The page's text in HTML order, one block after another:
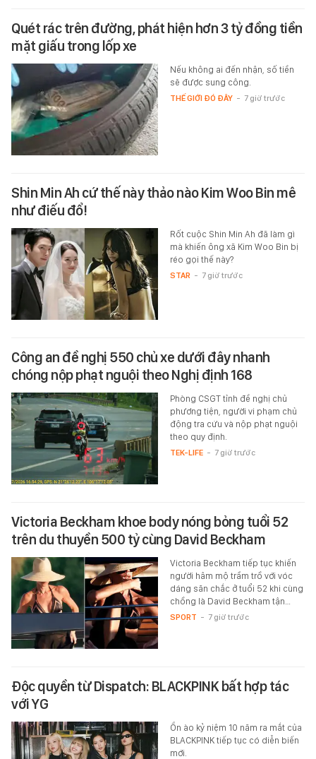
Quét rác trên đường, phát hiện hơn 3 tỷ đồng tiền
mặt giấu trong lốp xe
Nếu không ai đến nhận, số tiền
sẽ được sung công.
THẾ GIỚI ĐÓ ĐÂY - 7 giờ trước
Shin Min Ah cứ thế này thảo nào Kim Woo Bin mê
như điếu đổ!
Rốt cuộc Shin Min Ah đã làm gì
mà khiến ông xã Kim Woo Bin bị
réo gọi thế này?
STAR - 7 giờ trước
Công an đề nghị 550 chủ xe dưới đây nhanh
chóng nộp phạt nguội theo Nghị định 168
Phòng CSGT tỉnh đề nghị chủ
phương tiện, người vi phạm chủ
động tra cứu và nộp phạt nguội
theo quy định.
TEK-LIFE - 7 giờ trước
Victoria Beckham khoe body nóng bỏng tuổi 52
trên du thuyền 500 tỷ cùng David Beckham
Victoria Beckham tiếp tục khiến
người hâm mộ trầm trồ với vóc
dáng săn chắc ở tuổi 52 khi cùng
chồng là David Beckham tận…
SPORT - 7 giờ trước
Độc quyền từ Dispatch: BLACKPINK bất hợp tác
với YG
Ồn ào kỷ niệm 10 năm ra mắt của
BLACKPINK tiếp tục có diễn biến
mới.